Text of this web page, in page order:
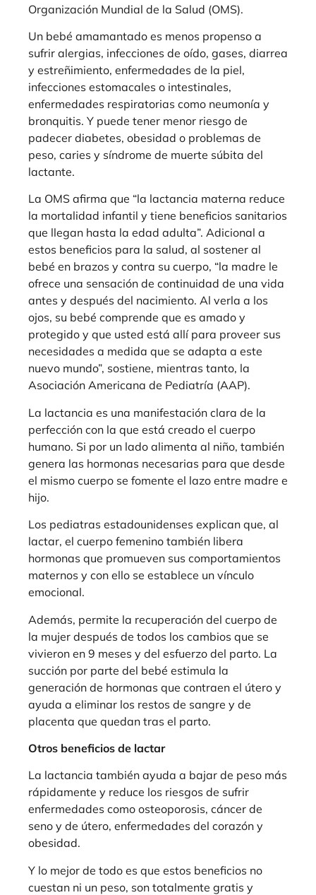
Organización Mundial de la Salud (OMS).
Un bebé amamantado es menos propenso a
sufrir alergias, infecciones de oído, gases, diarrea
y estreñimiento, enfermedades de la piel,
infecciones estomacales o intestinales,
enfermedades respiratorias como neumonía y
bronquitis. Y puede tener menor riesgo de
padecer diabetes, obesidad o problemas de
peso, caries y síndrome de muerte súbita del
lactante.
La OMS afirma que “la lactancia materna reduce
la mortalidad infantil y tiene beneficios sanitarios
que llegan hasta la edad adulta”. Adicional a
estos beneficios para la salud, al sostener al
bebé en brazos y contra su cuerpo, “la madre le
ofrece una sensación de continuidad de una vida
antes y después del nacimiento. Al verla a los
ojos, su bebé comprende que es amado y
protegido y que usted está allí para proveer sus
necesidades a medida que se adapta a este
nuevo mundo”, sostiene, mientras tanto, la
Asociación Americana de Pediatría (AAP).
La lactancia es una manifestación clara de la
perfección con la que está creado el cuerpo
humano. Si por un lado alimenta al niño, también
genera las hormonas necesarias para que desde
el mismo cuerpo se fomente el lazo entre madre e
hijo.
Los pediatras estadounidenses explican que, al
lactar, el cuerpo femenino también libera
hormonas que promueven sus comportamientos
maternos y con ello se establece un vínculo
emocional.
Además, permite la recuperación del cuerpo de
la mujer después de todos los cambios que se
vivieron en 9 meses y del esfuerzo del parto. La
succión por parte del bebé estimula la
generación de hormonas que contraen el útero y
ayuda a eliminar los restos de sangre y de
placenta que quedan tras el parto.
Otros beneficios de lactar
La lactancia también ayuda a bajar de peso más
rápidamente y reduce los riesgos de sufrir
enfermedades como osteoporosis, cáncer de
seno y de útero, enfermedades del corazón y
obesidad.
Y lo mejor de todo es que estos beneficios no
cuestan ni un peso, son totalmente gratis y